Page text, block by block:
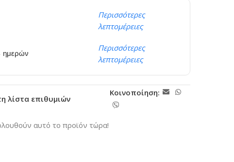
Περισσότερες
λεπτομέρειες
ημερών
Περισσότερες
λεπτομέρειες
λίστα επιθυμιών
Κοινοποίηση:
αυτό το προϊόν τώρα!